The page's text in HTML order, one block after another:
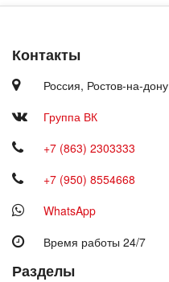
Контакты
Россия, Ростов-на-дону
Группа ВК
+7 (863) 2303333
+7 (950) 8554668
WhatsApp
Время работы 24/7
Разделы